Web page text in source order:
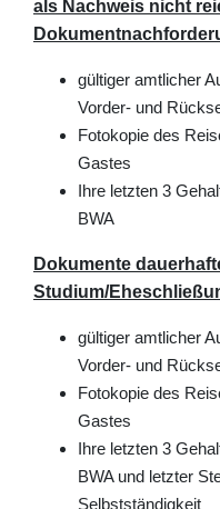
als Nachweis nicht
gültiger amtlicher
Vorder- und
Fotokopie des
Gastes
Ihre letzten 3
BWA
Dokumente
Studium/
gültiger amtlicher
Vorder- und
Fotokopie des
Gastes
Ihre letzten 3
BWA und letzter
Selbstständigkeit